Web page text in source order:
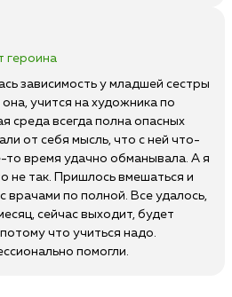
героина
зависимость у младшей сестры
учится на художника по
среда всегда полна опасных
от себя мысль, что с ней что-
то время удачно обманывала. А я
не так. Пришлось вмешаться и
врачами по полной. Все удалось,
сейчас выходит, будет
что учиться надо.
помогли.